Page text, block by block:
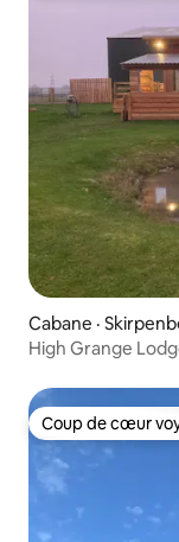
Cabane ·
High Grange
Coup de cœur
Coup de cœur